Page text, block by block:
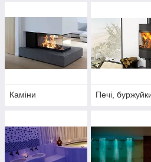
Каміни Печі,